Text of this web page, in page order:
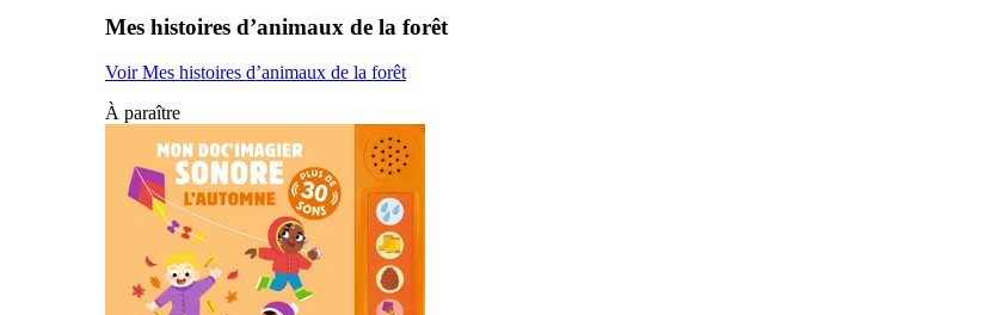
Mes histoires d’animaux de la forêt
Voir Mes histoires d’animaux de la forêt
À paraître